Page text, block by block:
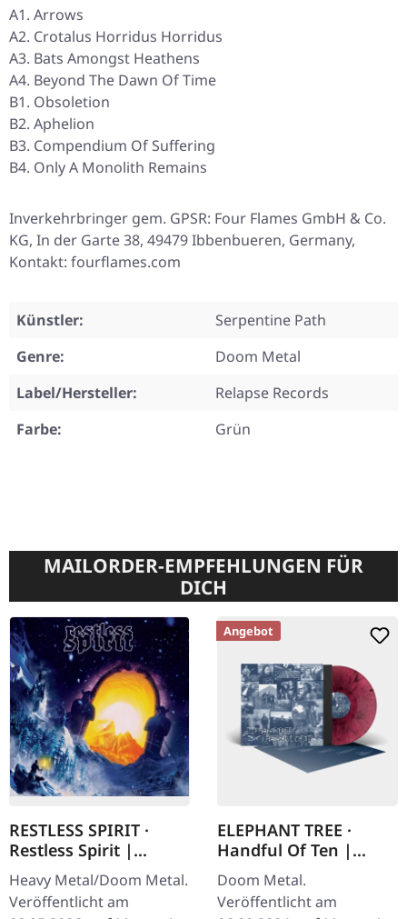
A1. Arrows
A2. Crotalus Horridus Horridus
A3. Bats Amongst Heathens
A4. Beyond The Dawn Of Time
B1. Obsoletion
B2. Aphelion
B3. Compendium Of Suffering
B4. Only A Monolith Remains
Inverkehrbringer gem. GPSR: Four Flames GmbH & Co.
KG, In der Garte 38, 49479 Ibbenbueren, Germany,
Kontakt: fourflames.com
Künstler:
Serpentine Path
Genre:
Doom Metal
Label/Hersteller:
Relapse Records
Farbe:
Grün
MAILORDER-EMPFEHLUNGEN FÜR
DICH
RESTLESS SPIRIT ·
Restless Spirit |
DIGISLEEVE CD
Heavy Metal/Doom Metal.
Veröffentlicht am
Angebot
ELEPHANT TREE ·
Handful Of Ten |
BLACK/VIOLET LP
Doom Metal.
Veröffentlicht am